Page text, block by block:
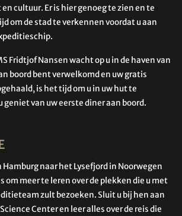
cultuur. Er is hier genoeg te zien en te
om de stad te verkennen voordat u aan
Fridtjof Nansen wacht op u in de haven van
boord bent verwelkomd en uw gratis
is het tijd om u in uw hut te
van uw eerste diner aan boord.
naar het Lysefjord in Noorwegen
om meer te leren over de plekken die u met
zult bezoeken. Sluit u bij hen aan
Center en leer alles over de reis die